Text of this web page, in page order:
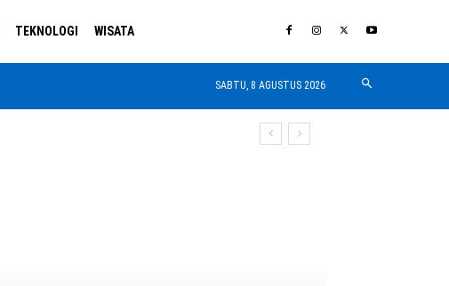
TEKNOLOGI WISATA
SABTU, 8 AGUSTUS 2026